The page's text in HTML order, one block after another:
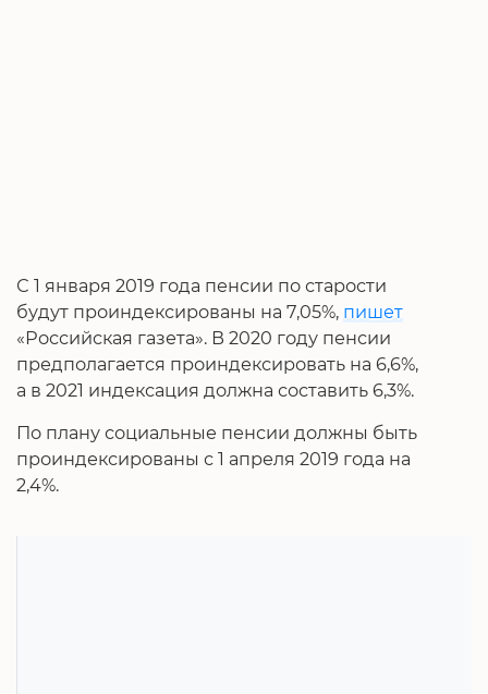
С 1 января 2019 года пенсии по старости
будут проиндексированы на 7,05%, пишет
«Российская газета». В 2020 году пенсии
предполагается проиндексировать на 6,6%,
а в 2021 индексация должна составить 6,3%.
По плану социальные пенсии должны быть
проиндексированы с 1 апреля 2019 года на
2,4%.